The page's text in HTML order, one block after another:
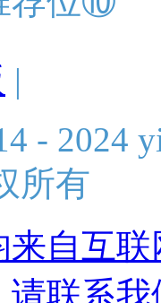
|
- 2024
所有
自互
联系